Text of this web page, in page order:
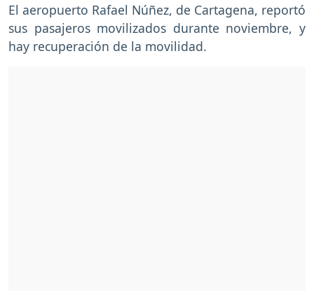
El aeropuerto Rafael Núñez, de Cartagena, reportó
sus pasajeros movilizados durante noviembre, y
hay recuperación de la movilidad.